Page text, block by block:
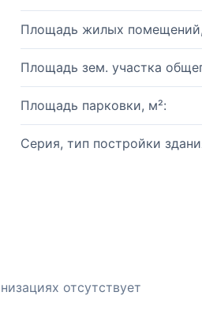
Площадь жилых
Площадь зем. участка
Площадь парковки, м²:
Серия, тип постройки
отсутствует